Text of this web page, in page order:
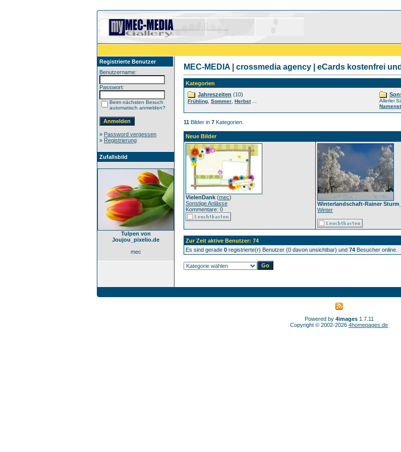
Registrierte Benutzer
Benutzername:
Passwort:
Beim nächsten Besuch
automatisch anmelden?
» Password vergessen
» Registrierung
Zufallsbild
Tulpen von
Joujou_pixelio.de
mec
MEC-MEDIA | crossmedia agency | eCards kostenfrei
Kategorien
Jahreszeiten (10)
Frühling Sommer Herbst...
Allerlei
11 Bilder in 7 Kategorien.
Neue Bilder
VielenDank (mec)
Sonstige Anlässe
Kommentare: 0
Winterlandschaft-Rainer
Winter
Zur Zeit aktive Benutzer: 74
Es sind gerade 0 registrierte(r) Benutzer (0 davon unsichtbar) und 74 Besucher online.
Powered by 4images1.7.11
Copyright © 2002-2026 4homepages.de